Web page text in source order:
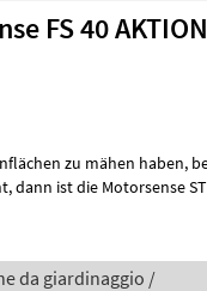
FS 40 AKTION
mähen haben, bei denen sich ein
die
da giardinaggio /